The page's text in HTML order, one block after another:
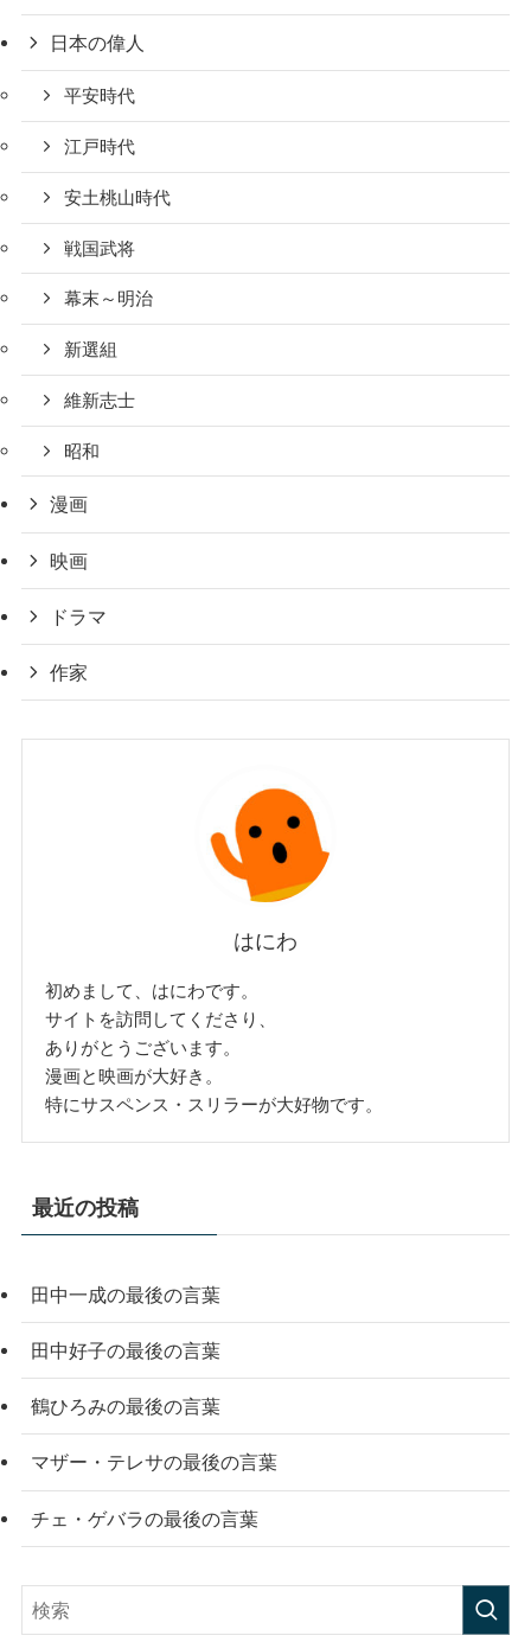
日本の偉人
平安時代
江戸時代
安土桃山時代
戦国武将
幕末～明治
新選組
維新志士
昭和
漫画
映画
ドラマ
作家
はにわ
初めまして、はにわです。
サイトを訪問してくださり、
ありがとうございます。
漫画と映画が大好き。
特にサスペンス・スリラーが大好物です。
最近の投稿
田中一成の最後の言葉
田中好子の最後の言葉
鶴ひろみの最後の言葉
マザー・テレサの最後の言葉
チェ・ゲバラの最後の言葉